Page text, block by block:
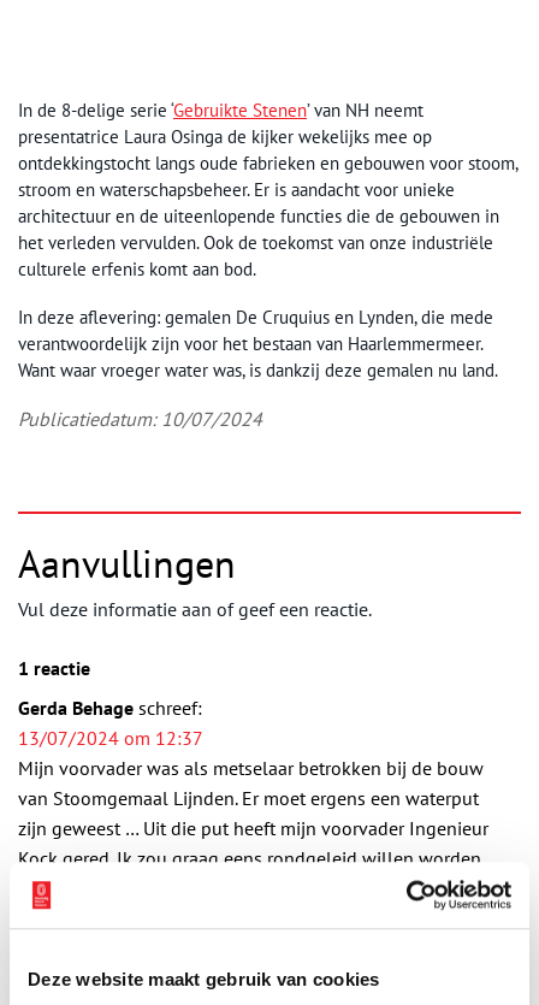
Deze website maakt gebruik van cookies
In de 8-delige serie ‘Gebruikte Stenen’ van NH neemt
presentatrice Laura Osinga de kijker wekelijks mee op
ontdekkingstocht langs oude fabrieken en gebouwen voor stoom,
stroom en waterschapsbeheer. Er is aandacht voor unieke
architectuur en de uiteenlopende functies die de gebouwen in
het verleden vervulden. Ook de toekomst van onze industriële
culturele erfenis komt aan bod.
In deze aflevering: gemalen De Cruquius en Lynden, die mede
verantwoordelijk zijn voor het bestaan van Haarlemmermeer.
Want waar vroeger water was, is dankzij deze gemalen nu land.
Publicatiedatum: 10/07/2024
Aanvullingen
Vul deze informatie aan of geef een reactie.
1 reactie
Gerda Behage schreef:
13/07/2024 om 12:37
Mijn voorvader was als metselaar betrokken bij de bouw
van Stoomgemaal Lijnden. Er moet ergens een waterput
zijn geweest … Uit die put heeft mijn voorvader Ingenieur
Kock gered. Ik zou graag eens rondgeleid willen worden, …
mogelijk is er ook nog de genoemde put te vinden.
Reply